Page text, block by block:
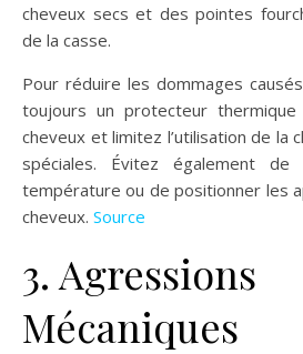
cheveux secs et des pointes
de la casse.
Pour réduire les dommages
toujours un protecteur
cheveux et limitez l’utilisation de la
spéciales. Évitez également
température ou de positionner les
cheveux. Source
3. Agressions
Mécaniques